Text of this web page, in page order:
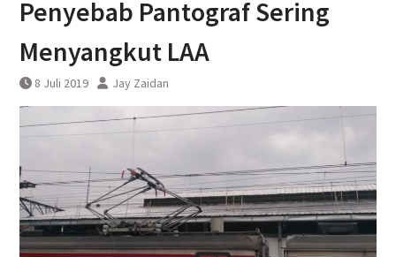
Anjlog
Penyebab Pantograf Sering
Menyangkut LAA
8 Juli 2019 Jay Zaidan